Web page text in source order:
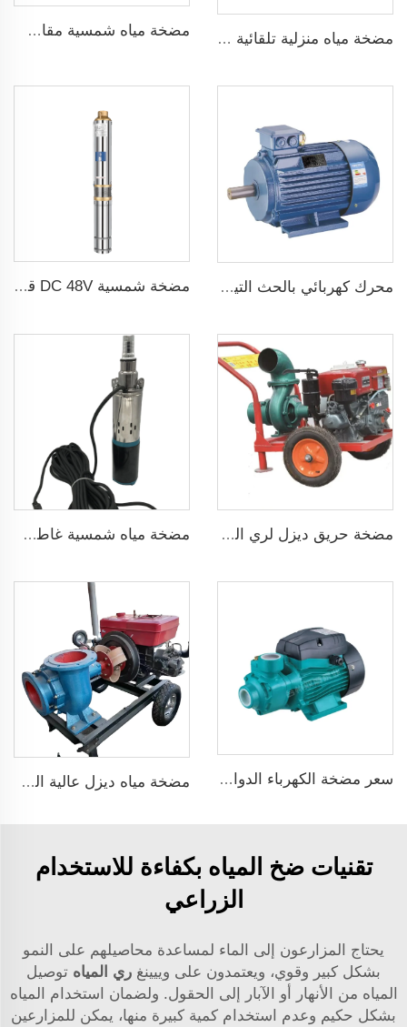
مضخة مياه منزلية تلقائية ضاغطة بضغط 160psi
مضخة مياه شمسية مقاس 3 بوصة ذات شفرة من الفولاذ المقاوم للصدأ لري الزراعة
محرك كهربائي بالحث التيار المتردد ثلاثي الطور 1500 دورة في الدقيقة إدخال 2.2KW 3HP خرج جينيراتور ثلاثي الطور للبديل مضخة شمسية DC 48V قدرة 1 حصان و750W مع منظم MPPT لري الزراعة
مضخة حريق ديزل لري الزراعة مضخة مياه شمسية غاطسة برأس 75 مترًا بدون فرش DC48V لري الزراعة
سعر مضخة الكهرباء الدوامة المنزلية سلسلة QB قوة 0.37KW 0.5 حصان مضخة محيطيةQB60 مضخة مياه ديزل عالية الضغط متداولة حديثة البيع لري الزراعة
تقنيات ضخ المياه بكفاءة للاستخدام
الزراعي
يحتاج المزارعون إلى الماء لمساعدة محاصيلهم على النمو
بشكل كبير وقوي، ويعتمدون على وييينغ ري المياه توصيل
المياه من الأنهار أو الآبار إلى الحقول. ولضمان استخدام المياه
بشكل حكيم وعدم استخدام كمية كبيرة منها، يمكن للمزارعين